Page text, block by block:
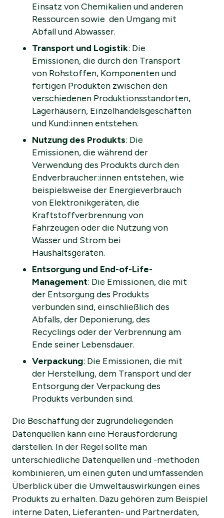
Einsatz von Chemikalien und anderen
Ressourcen sowie den Umgang mit
Abfall und Abwasser.
Transport und Logistik: Die
Emissionen, die durch den Transport
von Rohstoffen, Komponenten und
fertigen Produkten zwischen den
verschiedenen Produktionsstandorten,
Lagerhäusern, Einzelhandelsgeschäften
und Kund:innen entstehen.
Nutzung des Produkts: Die
Emissionen, die während der
Verwendung des Produkts durch den
Endverbraucher:innen entstehen, wie
beispielsweise der Energieverbrauch
von Elektronikgeräten, die
Kraftstoffverbrennung von
Fahrzeugen oder die Nutzung von
Wasser und Strom bei
Haushaltsgeräten.
Entsorgung und End-of-Life-
Management: Die Emissionen, die mit
der Entsorgung des Produkts
verbunden sind, einschließlich des
Abfalls, der Deponierung, des
Recyclings oder der Verbrennung am
Ende seiner Lebensdauer.
Verpackung: Die Emissionen, die mit
der Herstellung, dem Transport und der
Entsorgung der Verpackung des
Produkts verbunden sind.
Die Beschaffung der zugrundeliegenden
Datenquellen kann eine Herausforderung
darstellen. In der Regel sollte man
unterschiedliche Datenquellen und -methoden
kombinieren, um einen guten und umfassenden
Überblick über die Umweltauswirkungen eines
Produkts zu erhalten. Dazu gehören zum Beispiel
interne Daten, Lieferanten- und Partnerdaten,